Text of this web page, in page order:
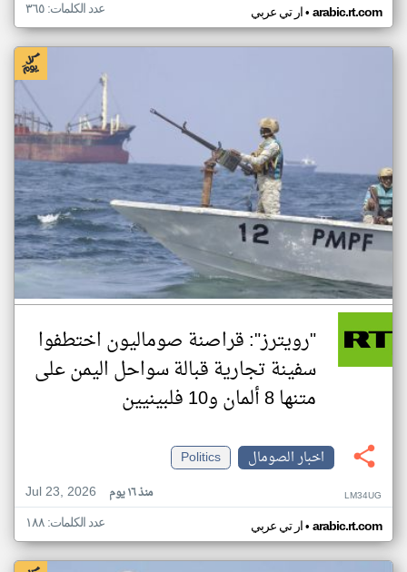
ار تي عربي• arabic.rt.com عدد الكلمات: ٣٦٥
"رويترز": قراصنة صوماليون اختطفوا
سفينة تجارية قبالة سواحل اليمن على
متنها 8 ألمان و10 فلبينيين
اخبار الصومال
Politics
Jul 23, 2026
منذ ١٦ يوم LM34UG
ار تي عربي• arabic.rt.com عدد الكلمات: ١٨٨